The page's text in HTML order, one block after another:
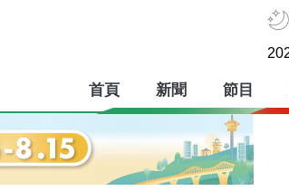
首頁 新聞 節目